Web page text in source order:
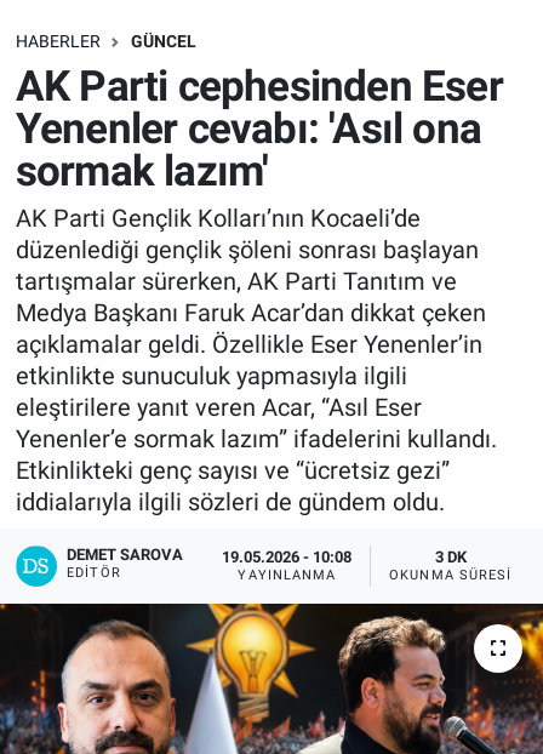
HABERLER GÜNCEL
AK Parti cephesinden Eser
Yenenler cevabı: 'Asıl ona
sormak lazım'
AK Parti Gençlik Kolları’nın Kocaeli’de
düzenlediği gençlik şöleni sonrası başlayan
tartışmalar sürerken, AK Parti Tanıtım ve
Medya Başkanı Faruk Acar’dan dikkat çeken
açıklamalar geldi. Özellikle Eser Yenenler’in
etkinlikte sunuculuk yapmasıyla ilgili
eleştirilere yanıt veren Acar, “Asıl Eser
Yenenler’e sormak lazım” ifadelerini kullandı.
Etkinlikteki genç sayısı ve “ücretsiz gezi”
iddialarıyla ilgili sözleri de gündem oldu.
DEMET SAROVA
EDITÖR
19.05.2026 - 10:08
YAYINLANMA
3 DK
OKUNMA SÜRESI
SAĞLIK
EKONOMİ
EĞİTİM
ÖZEL HABER
Keşfet
ASTROLOJİ
MANŞET
RESMİ İLANLAR
Bize ulaşın
İletişim/Künye
Yaşam